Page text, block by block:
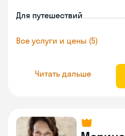
Для путешествий
Все услуги и цены (5)
Читать дальше